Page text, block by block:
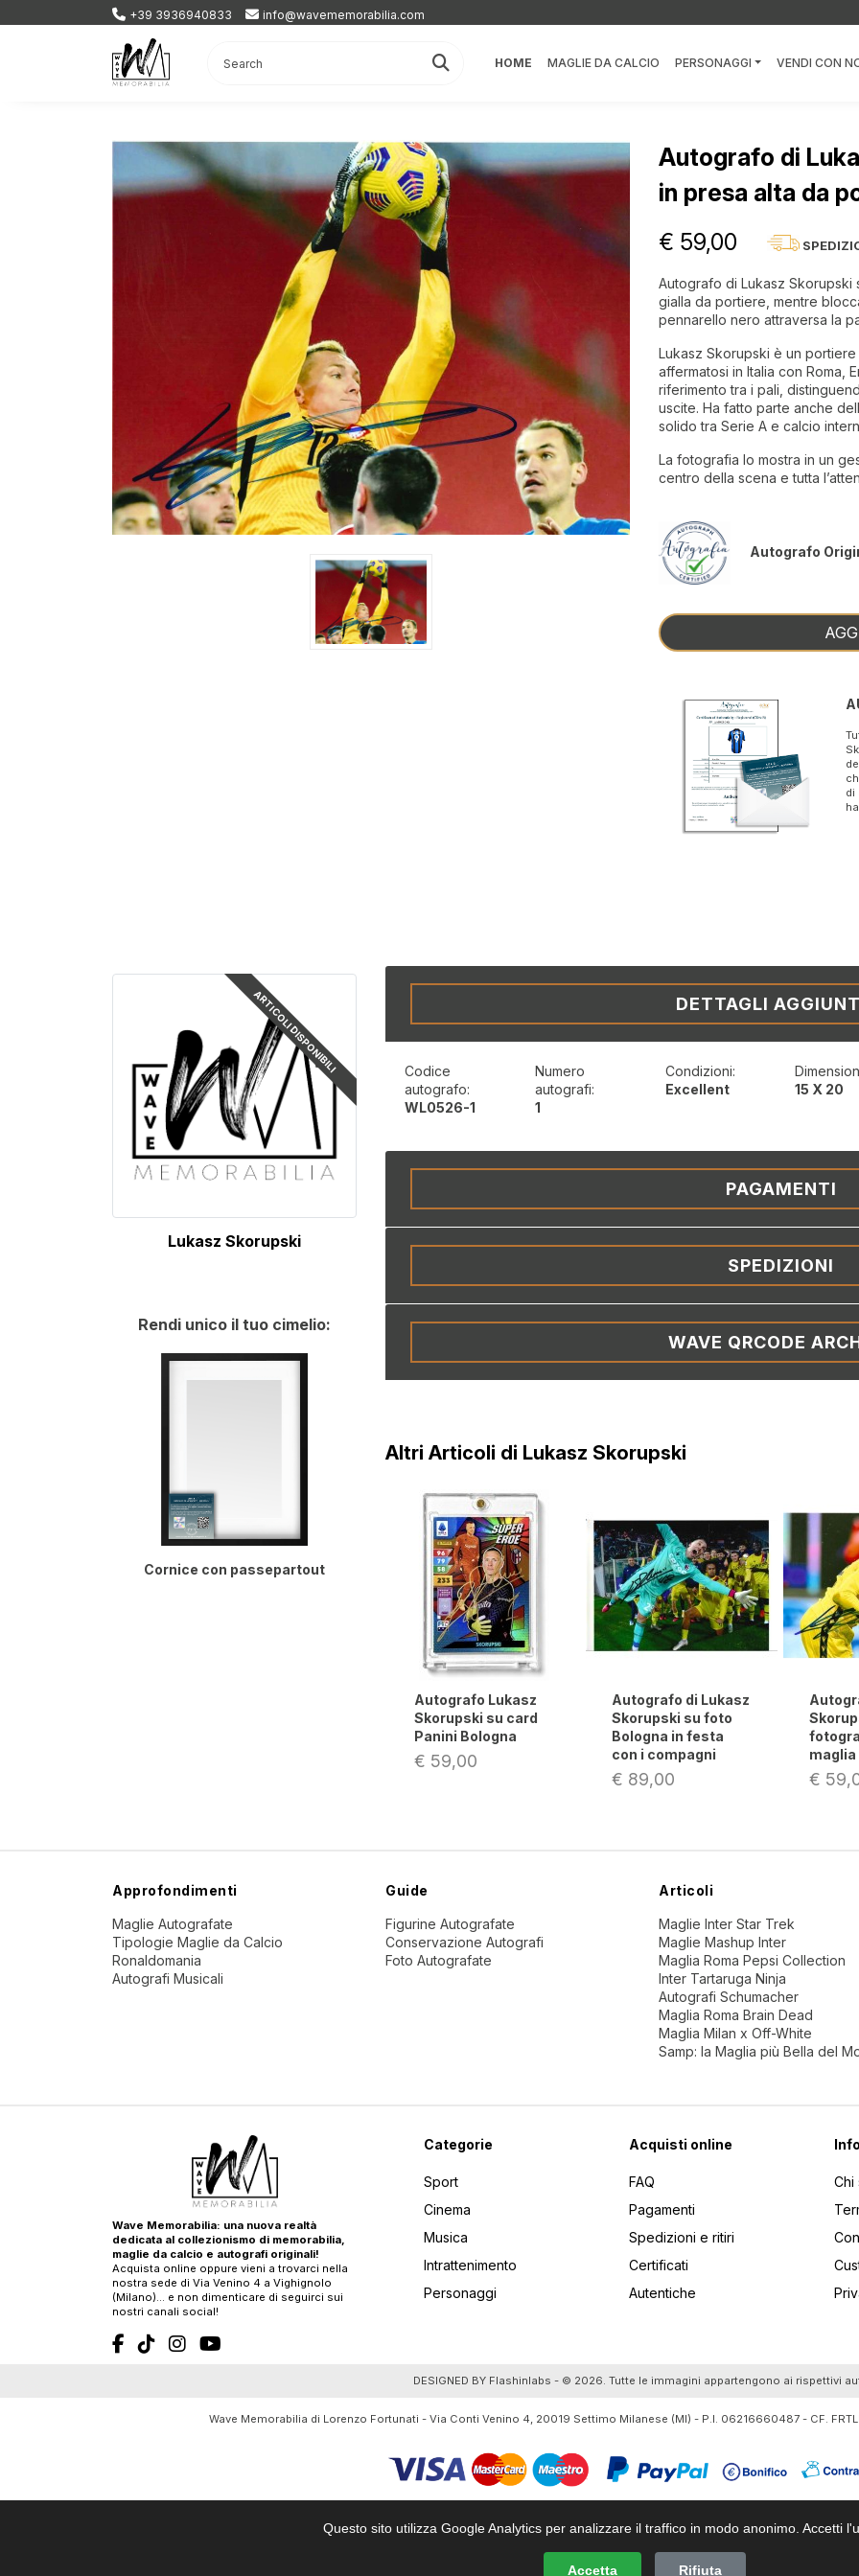
Questo sito utilizza Google Analytics per analizzare il traffico in modo anonimo. Accetti
Accetta Rifiuta
+39 3936940833 info@wavememorabilia.com
HOME MAGLIE DA CALCIO PERSONAGGI VENDI CON
Autografo di
in presa alta da
€ 59,00
Autografo di Lukasz Skorupski
gialla da portiere, mentre
pennarello nero attraversa la
Lukasz Skorupski è un
affermatosi in Italia con Roma,
riferimento tra i pali,
uscite. Ha fatto parte anche
solido tra Serie A e calcio
La fotografia lo mostra in un
centro della scena e tutta
Autografo
di
ARTICOLI DISPONIBILI
Lukasz Skorupski
Rendi unico il tuo cimelio:
Cornice con passepartout
DETTAGLI
Codice
autografo:
WL0526-1
Numero
autografi:
1
Condizioni:
Excellent
15 X 20
PAGAMENTI
SPEDIZIONI
WAVE QRCODE
Altri Articoli di Lukasz Skorupski
Autografo Lukasz
Skorupski su card
Panini Bologna
€ 59,00
Autografo di Lukasz
Skorupski su foto
Bologna in festa
con i compagni
€ 89,00 €
Approfondimenti
Maglie Autografate
Tipologie Maglie da Calcio
Ronaldomania
Autografi Musicali
Guide
Figurine Autografate
Conservazione Autografi
Foto Autografate
Articoli
Maglie Inter Star Trek
Maglie Mashup Inter
Maglia Roma Pepsi Collection
Inter Tartaruga Ninja
Autografi Schumacher
Maglia Roma Brain Dead
Maglia Milan x Off-White
Samp: la Maglia più Bella del
Wave Memorabilia: una nuova realtà
dedicata al collezionismo di memorabilia,
maglie da calcio e autografi originali!
Acquista online oppure vieni a trovarci nella
nostra sede di Via Venino 4 a Vighignolo
(Milano)… e non dimenticare di seguirci sui
nostri canali social!
Categorie
Sport
Cinema
Musica
Intrattenimento
Personaggi
Acquisti online
FAQ
Pagamenti
Spedizioni e ritiri
Certificati
Autentiche
Chi
DESIGNED BY Flashinlabs - © 2026. Tutte le immagini appartengono ai rispettivi
Wave Memorabilia di Lorenzo Fortunati - Via Conti Venino 4, 20019 Settimo Milanese (MI) - P.I. 06216660487 - CF.